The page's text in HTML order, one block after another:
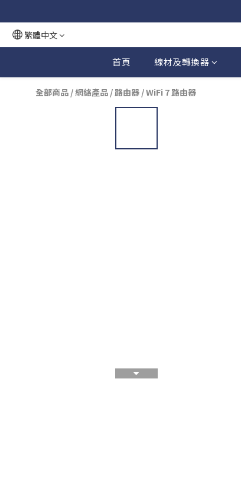
繁體中文
首頁 線材及轉換器
全部商品 /網絡產品 /路由器 /WiFi 7 路由器